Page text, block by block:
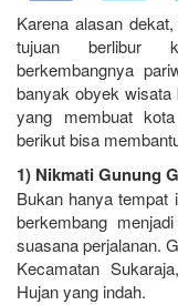
Karena alasan
tujuan berlibur
berkembangnya
banyak obyek wisata
yang membuat
berikut bisa
1) Nikmati Gunung
Bukan hanya tempat
berkembang
suasana perjalanan.
Kecamatan
Hujan yang indah.